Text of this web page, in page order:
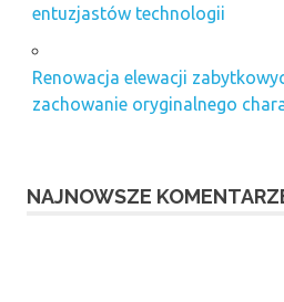
entuzjastów technologii
Renowacja elewacji
zachowanie oryginalnego
NAJNOWSZE